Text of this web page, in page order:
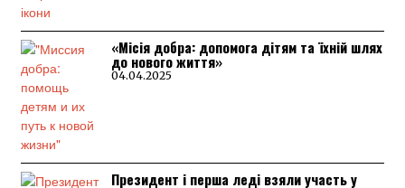
«Місія добра: допомога дітям та їхній шлях
до нового життя»
04.04.2025
Президент і перша леді взяли участь у